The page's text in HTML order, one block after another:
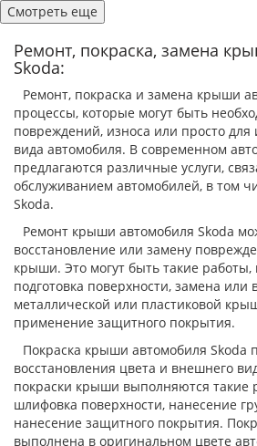
Смотреть еще
Ремонт, покраска, замена
Skoda:
Ремонт, покраска и замена крыши
процессы, которые могут быть
повреждений, износа или просто
вида автомобиля. В современном
предлагаются различные услуги,
обслуживанием автомобилей, в том
Skoda.
Ремонт крыши автомобиля Skoda
восстановление или замену
крыши. Это могут быть такие работы,
подготовка поверхности, замена или
металлической или пластиковой
применение защитного покрытия.
Покраска крыши автомобиля Skoda
восстановления цвета и внешнего
покраски крыши выполняются такие
шлифовка поверхности, нанесение
нанесение защитного покрытия.
выполнена в оригинальном цвете